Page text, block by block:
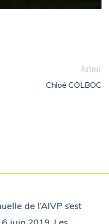
Auteur
Chloé COLBOC
de l’AIVP s’est